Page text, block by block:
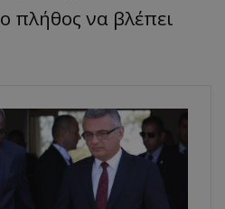
πλήθος να βλέπει